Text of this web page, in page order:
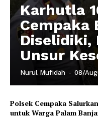
Karhutla
Cempaka
Diselidiki,
Unsur
Nurul Mufidah - 08/
Polsek Cempaka
untuk Warga Palam